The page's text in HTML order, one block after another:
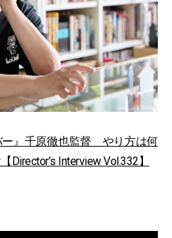
ー』千原徹也監督 やり方は何
Interview Vol.332】